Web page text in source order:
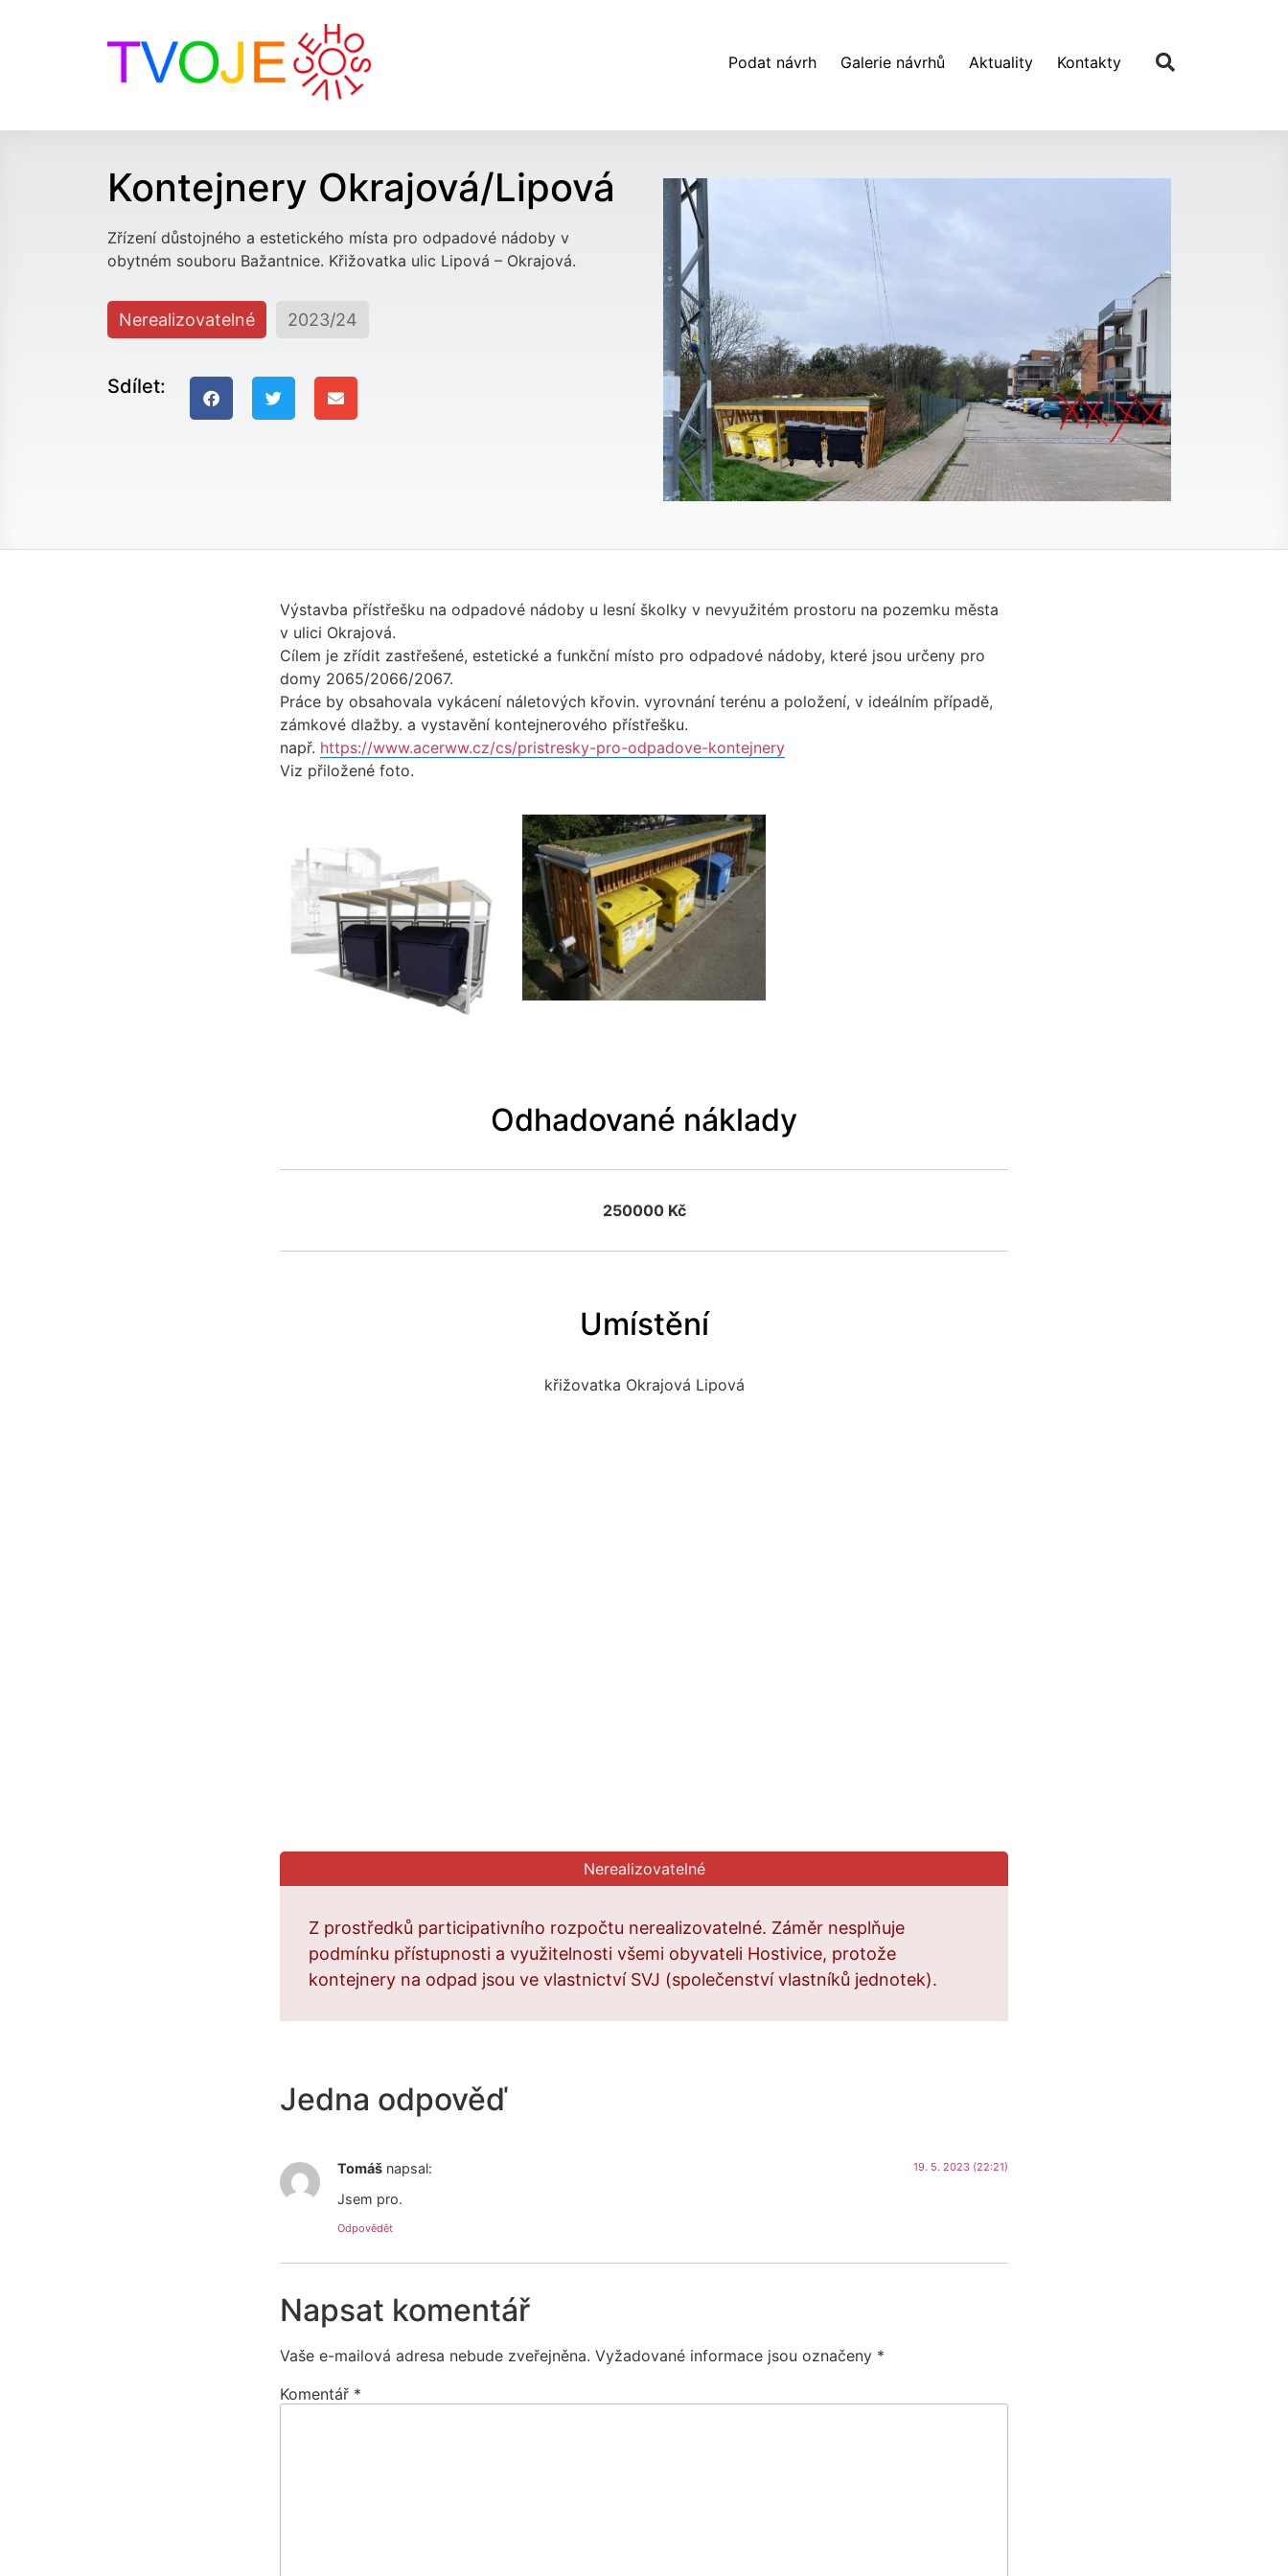
Podat návrh Galerie návrhů Aktuality Kontakty
Kontejnery Okrajová/Lipová
Zřízení důstojného a estetického místa pro odpadové nádoby v
obytném souboru Bažantnice. Křižovatka ulic Lipová – Okrajová.
Nerealizovatelné 2023/24
Sdílet:
Výstavba přístřešku na odpadové nádoby u lesní školky v nevyužitém prostoru na pozemku města
v ulici Okrajová.
Cílem je zřídit zastřešené, estetické a funkční místo pro odpadové nádoby, které jsou určeny pro
domy 2065/2066/2067.
Práce by obsahovala vykácení náletových křovin. vyrovnání terénu a položení, v ideálním případě,
zámkové dlažby. a vystavění kontejnerového přístřešku.
např. https://www.acerww.cz/cs/pristresky-pro-odpadove-kontejnery
Viz přiložené foto.
Odhadované náklady
250000 Kč
Umístění
křižovatka Okrajová Lipová
Nerealizovatelné
Z prostředků participativního rozpočtu nerealizovatelné. Záměr nesplňuje
podmínku přístupnosti a využitelnosti všemi obyvateli Hostivice, protože
kontejnery na odpad jsou ve vlastnictví SVJ (společenství vlastníků jednotek).
Jedna odpověď
Tomáš napsal: 19. 5. 2023 (22:21)
Jsem pro.
Odpovědět
Napsat komentář
Vaše e-mailová adresa nebude zveřejněna. Vyžadované informace jsou označeny *
Komentář *